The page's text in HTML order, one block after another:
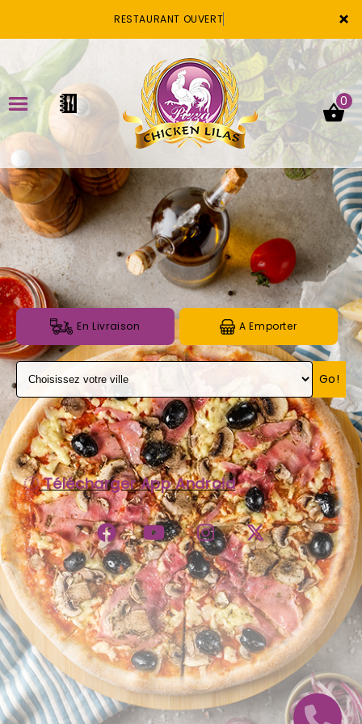
×
RESTAURANT OUVERT
ACCUEIL
LA CARTE
VOTRE COMPTE
NOTRE RESTAURANT
VOS AVIS
MENTIONS LÉGALES
0
En Livraison A Emporter
Go!
Télécharger App Android